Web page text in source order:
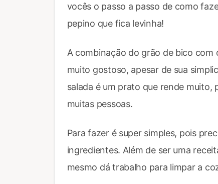
vocês o passo a passo de como
pepino que fica levinha!
A combinação do grão de bico com
muito gostoso, apesar de sua
salada é um prato que rende muito,
muitas pessoas.
Para fazer é super simples, pois
ingredientes. Além de ser uma
mesmo dá trabalho para limpar a